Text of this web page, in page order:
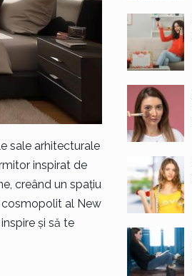
sale arhitecturale
inspirat de
creând un spațiu
cosmopolit al New
și să te